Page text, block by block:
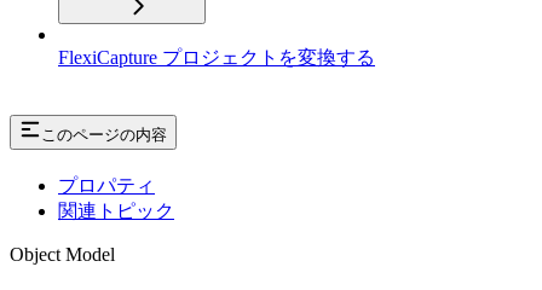
FlexiCapture プロジェクトを変換する
このページの内容
プロパティ
関連トピック
Object Model